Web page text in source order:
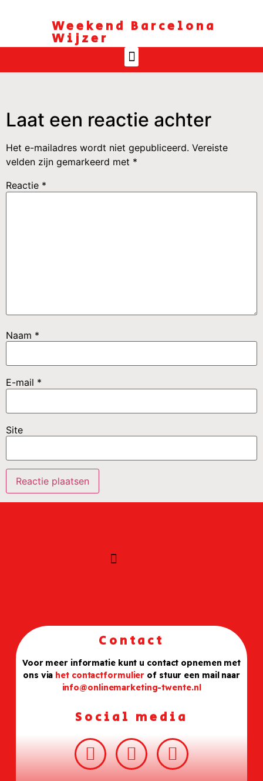
Weekend Barcelona
Wijzer
Laat een reactie achter
Het e-mailadres wordt niet gepubliceerd. Vereiste
velden zijn gemarkeerd met *
Reactie *
Naam *
E-mail *
Site
Contact
Voor meer informatie kunt u contact opnemen met
ons via het contactformulier of stuur een mail naar
info@onlinemarketing-twente.nl
Social media